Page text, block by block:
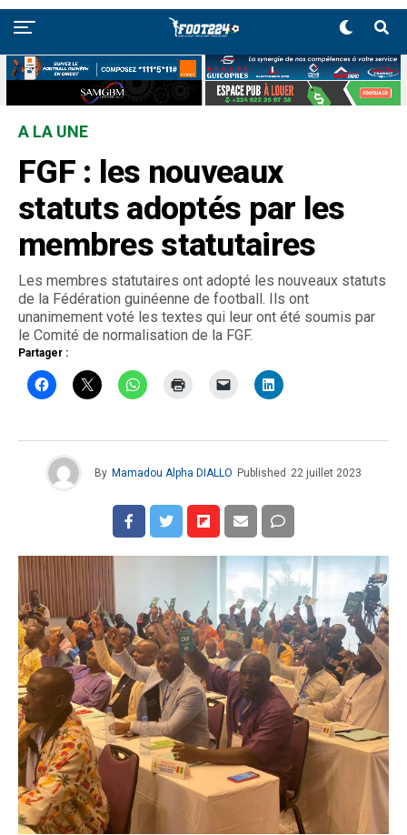
A LA UNE
FGF : les nouveaux
statuts adoptés par les
membres statutaires
Les membres statutaires ont adopté les nouveaux statuts
de la Fédération guinéenne de football. Ils ont
unanimement voté les textes qui leur ont été soumis par
le Comité de normalisation de la FGF.
Partager :
By Mamadou Alpha DIALLO Published 22 juillet 2023